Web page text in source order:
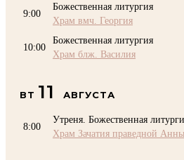
9:00
Божественная литургия
Храм вмч. Георгия
10:00
Божественная литургия
Храм блж. Василия
ВТ 11 АВГУСТА
8:00
Утреня. Божественная
Храм Зачатия праведной Анны